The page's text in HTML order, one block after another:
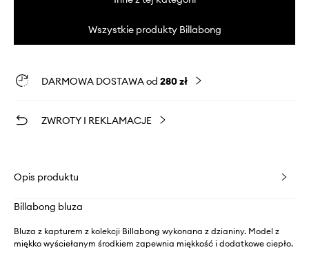
Wszystkie produkty Billabong
DARMOWA DOSTAWA od 280 zł
ZWROTY I REKLAMACJE
Opis produktu
Billabong bluza
Bluza z kapturem z kolekcji Billabong wykonana z dzianiny. Model z
miękko wyściełanym środkiem zapewnia miękkość i dodatkowe ciepło.